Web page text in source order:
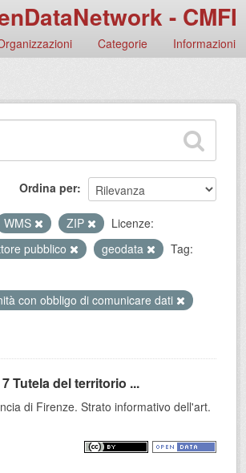
- CMFI
Categorie Informazioni
Ordina per
WMS ZIP
Licenze:
pubblico geodata
Tag:
con obbligo di comunicare dati
Tutela del territorio ...
di Firenze. Strato informativo dell'art.